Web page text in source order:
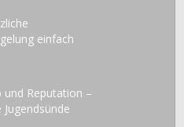
einfach
und Reputation –
Jugendsünde